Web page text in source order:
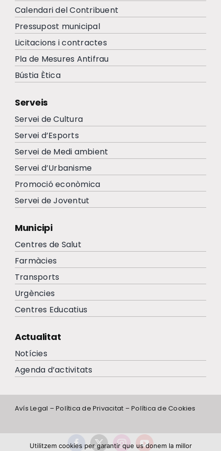
Calendari del Contribuent
Pressupost municipal
Licitacions i contractes
Pla de Mesures Antifrau
Bústia Ètica
Serveis
Servei de Cultura
Servei d’Esports
Servei de Medi ambient
Servei d’Urbanisme
Promoció econòmica
Servei de Joventut
Municipi
Centres de Salut
Farmàcies
Transports
Urgències
Centres Educatius
Actualitat
Notícies
Agenda d’activitats
Avís Legal –Política de Privacitat –Política de Cookies
Utilitzem cookies per garantir que us donem la millor